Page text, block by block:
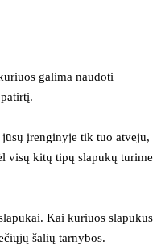
galima naudoti
jūsų įrenginyje tik tuo atveju,
visų kitų tipų slapukų turime
Kai kuriuos slapukus
šalių tarnybos.